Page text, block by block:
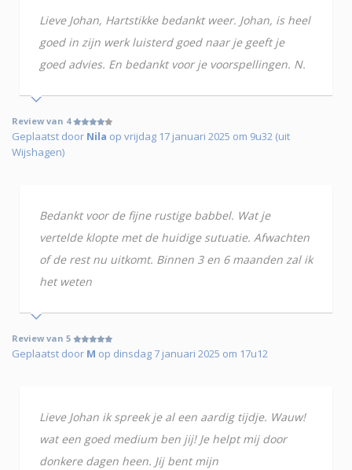
Lieve Johan, Hartstikke bedankt weer. Johan, is heel
goed in zijn werk luisterd goed naar je geeft je
goed advies. En bedankt voor je voorspellingen. N.
Review van 4
Geplaatst door Nila op vrijdag 17 januari 2025 om 9u32 (uit
Wijshagen)
Bedankt voor de fijne rustige babbel. Wat je
vertelde klopte met de huidige sutuatie. Afwachten
of de rest nu uitkomt. Binnen 3 en 6 maanden zal ik
het weten
Review van 5
Geplaatst door M op dinsdag 7 januari 2025 om 17u12
Lieve Johan ik spreek je al een aardig tijdje. Wauw!
wat een goed medium ben jij! Je helpt mij door
donkere dagen heen. Jij bent mijn